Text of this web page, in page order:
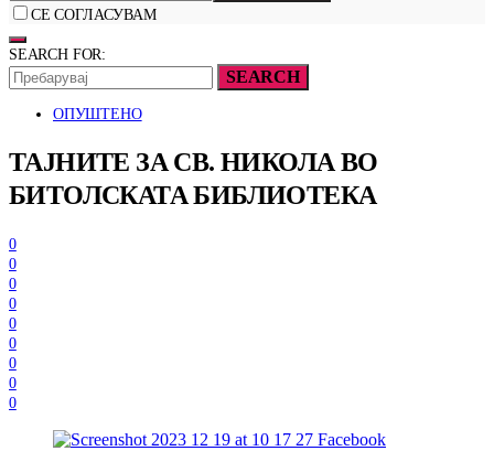
СЕ СОГЛАСУВАМ
SEARCH FOR:
SEARCH
ОПУШТЕНО
ТАЈНИТЕ ЗА СВ. НИКОЛА ВО
БИТОЛСКАТА БИБЛИОТЕКА
0
0
0
0
0
0
0
0
0